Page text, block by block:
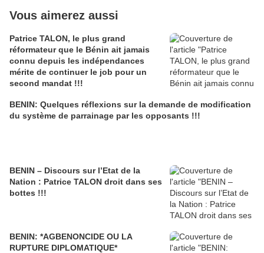
Vous aimerez aussi
Patrice TALON, le plus grand
réformateur que le Bénin ait jamais
connu depuis les indépendances
mérite de continuer le job pour un
second mandat !!!
BENIN: Quelques réflexions sur la demande de modification
du système de parrainage par les opposants !!!
BENIN – Discours sur l’Etat de la
Nation : Patrice TALON droit dans ses
bottes !!!
BENIN: *AGBENONCIDE OU LA
RUPTURE DIPLOMATIQUE*